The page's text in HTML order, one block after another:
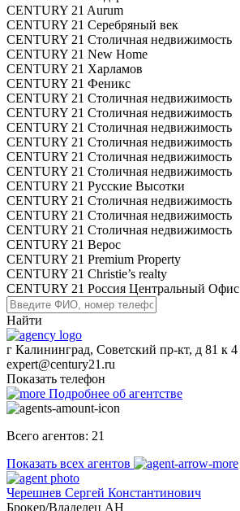
CENTURY 21 Aurum
CENTURY 21 Серебряный век
CENTURY 21 Столичная недвижимость
CENTURY 21 New Home
CENTURY 21 Харламов
CENTURY 21 Феникс
CENTURY 21 Столичная недвижимость
CENTURY 21 Столичная недвижимость
CENTURY 21 Столичная недвижимость
CENTURY 21 Столичная недвижимость
CENTURY 21 Столичная недвижимость
CENTURY 21 Столичная недвижимость
CENTURY 21 Русские Высотки
CENTURY 21 Столичная недвижимость
CENTURY 21 Столичная недвижимость
CENTURY 21 Столичная недвижимость
CENTURY 21 Верос
CENTURY 21 Premium Property
CENTURY 21 Christie’s realty
CENTURY 21 Россия Центральный Офис
Найти
г Калининград, Советский пр-кт, д 81 к 4
expert@century21.ru
Показать телефон
Подробнее об агентстве
Всего агентов: 21
Показать всех агентов
Черешнев Сергей Константинович
Брокер/Владелец АН